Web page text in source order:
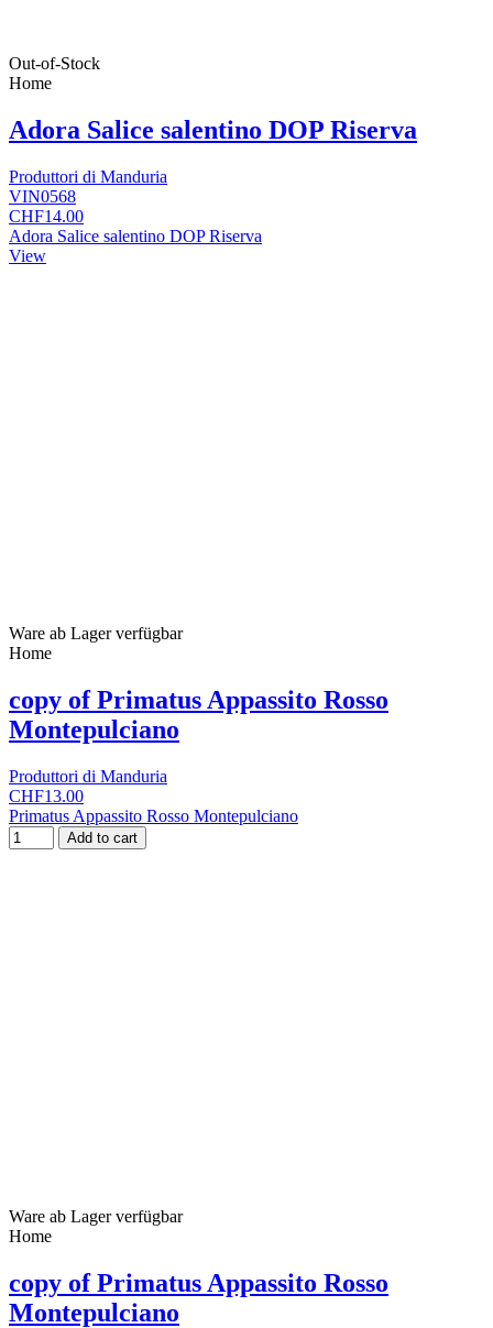
Out-of-Stock
Home
Adora Salice salentino DOP Riserva
Produttori di Manduria
VIN0568
CHF14.00
Adora Salice salentino DOP Riserva
View
Ware ab Lager verfügbar
Home
copy of Primatus Appassito Rosso
Montepulciano
Produttori di Manduria
CHF13.00
Primatus Appassito Rosso Montepulciano
Add to cart
Ware ab Lager verfügbar
Home
copy of Primatus Appassito Rosso
Montepulciano